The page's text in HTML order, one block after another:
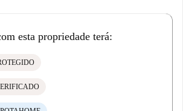
esta propriedade terá: